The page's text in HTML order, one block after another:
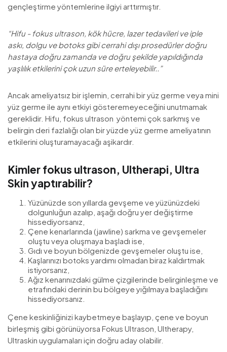
gençleştirme yöntemlerine ilgiyi arttırmıştır.
“Hifu - fokus ultrason, kök hücre, lazer tedavileri ve iple
askı, dolgu ve botoks gibi cerrahi dışı prosedürler doğru
hastaya doğru zamanda ve doğru şekilde yapıldığında
yaşlılık etkilerini çok uzun süre erteleyebilir..”
Ancak ameliyatsız bir işlemin, cerrahi bir yüz germe veya mini
yüz germe ile aynı etkiyi gösteremeyeceğini unutmamak
gereklidir. Hifu, fokus ultrason yöntemi çok sarkmış ve
belirgin deri fazlalığı olan bir yüzde yüz germe ameliyatının
etkilerini oluşturamayacağı aşikardır.
Kimler fokus ultrason, Ultherapi, Ultra
Skin yaptırabilir?
Yüzünüzde son yıllarda gevşeme ve yüzünüzdeki
dolgunluğun azalıp, aşağı doğru yer değiştirme
hissediyorsanız,
Çene kenarlarında (jawline) sarkma ve gevşemeler
oluştu veya oluşmaya başladı ise,
Gıdı ve boyun bölgenizde gevşemeler oluştu ise,
Kaşlarınızı botoks yardımı olmadan biraz kaldırtmak
istiyorsanız,
Ağız kenarınızdaki gülme çizgilerinde belirginleşme ve
etrafındaki derinin bu bölgeye yığılmaya başladığını
hissediyorsanız.
Çene keskinliğinizi kaybetmeye başlayıp, çene ve boyun
birleşmiş gibi görünüyorsa Fokus Ultrason, Ultherapy,
Ultraskin uygulamaları için doğru aday olabilir.